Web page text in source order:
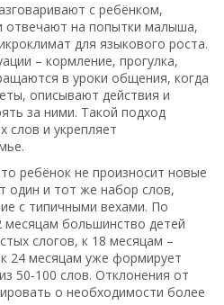
с ребёнком,
отвечают на попытки малыша,
для языкового роста.
– кормление, прогулка,
в уроки общения, когда
описывают действия и
за ними. Такой подход
слов и укрепляет
ребёнок не произносит новые
один и тот же набор слов,
с типичными вехами. По
месяцам большинство детей
слогов, к 18 месяцам –
24 месяцам уже формирует
50‑100 слов. Отклонения от
о необходимости более